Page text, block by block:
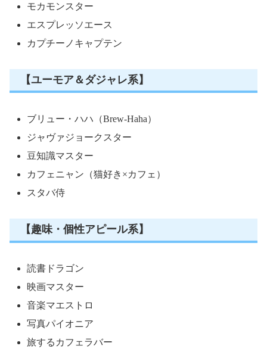
モカモンスター
エスプレッソエース
カプチーノキャプテン
【ユーモア＆ダジャレ系】
ブリュー・ハハ（Brew-Haha）
ジャヴァジョークスター
豆知識マスター
カフェニャン（猫好き×カフェ）
スタバ侍
【趣味・個性アピール系】
読書ドラゴン
映画マスター
音楽マエストロ
写真パイオニア
旅するカフェラバー